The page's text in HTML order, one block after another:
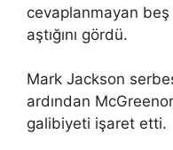
cevaplanmayan beş
aştığını gördü.
Mark Jackson
ardından
galibiyeti işaret etti.